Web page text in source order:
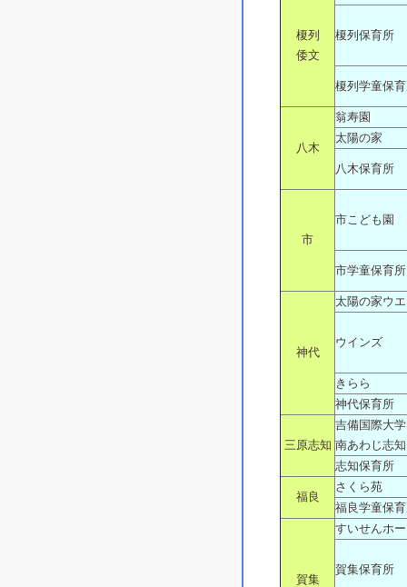
榎列
倭文
榎列保育所
榎列学童保
八木
翁寿園
太陽の家
八木保育所
市
市こども園
市学童保育所
神代
太陽の家ウ
ウインズ
きらら
神代保育所
三原志知
吉備国際大学
南あわじ志
志知保育所
福良
さくら苑
福良学童保
賀集
すいせんホ
賀集保育所